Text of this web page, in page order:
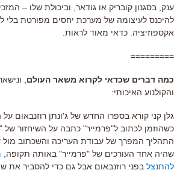
ענק, בסגנון קובריק או גודאר, וביכולת שלו –
להיכנס לעיצומה של מערכת יחסים מפורטת בלי
אקספוזיציה. כדאי מאוד לראות.
=========
כמה דברים שכדאי לקרוא משאר העולם ,
והקולנוע האיכותי:
גלן קני קורא בספרו החדש של ג'ונתן רוזנבאום על
כשהוזמן לכתוב ל"פרמייר" כתבה על השיחזור
התהליך המפרך של עבודת העריכה והשכתוב מול
שהיה אחד העורכים של "פרמייר" באותה תקופה,
להתנצל בפני רוזנבאום אבל גם כדי להסביר את